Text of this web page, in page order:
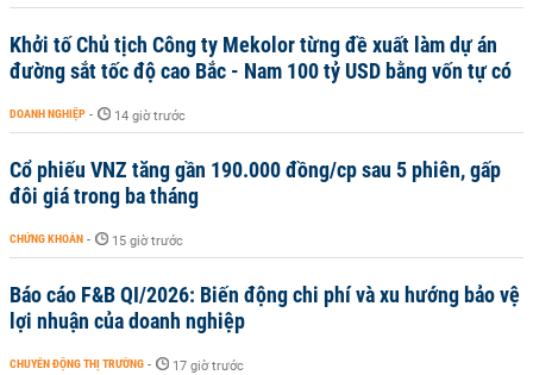
Khởi tố Chủ tịch Công ty Mekolor từng đề xuất làm dự án
đường sắt tốc độ cao Bắc - Nam 100 tỷ USD bằng vốn tự có
DOANH NGHIỆP - 14 giờ trước
Cổ phiếu VNZ tăng gần 190.000 đồng/cp sau 5 phiên, gấp
đôi giá trong ba tháng
CHỨNG KHOÁN - 15 giờ trước
Báo cáo F&B QI/2026: Biến động chi phí và xu hướng bảo vệ
lợi nhuận của doanh nghiệp
CHUYỂN ĐỘNG THỊ TRƯỜNG - 17 giờ trước